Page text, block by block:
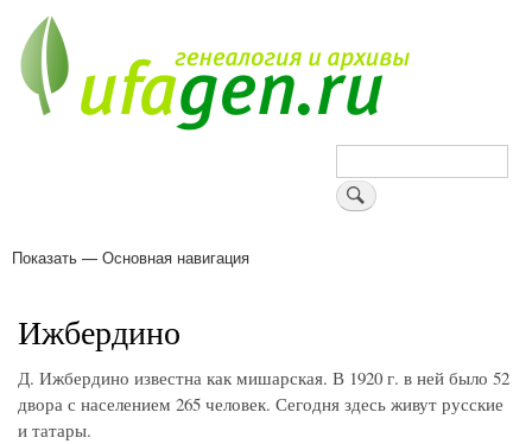
основному
содержанию
Поиск
Основная
Показать — Основная навигация
Ижбердино
Д. Ижбердино известна как мишарская. В 1920 г. в ней было 52
двора с населением 265 человек. Сегодня здесь живут русские
и татары.